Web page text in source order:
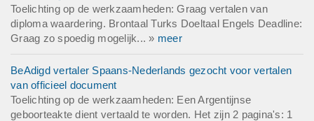
Toelichting op de werkzaamheden: Graag vertalen van
diploma waardering. Brontaal Turks Doeltaal Engels Deadline:
Graag zo spoedig mogelijk... » meer
BeAdigd vertaler Spaans-Nederlands gezocht voor vertalen
van officieel document
Toelichting op de werkzaamheden: Een Argentijnse
geboorteakte dient vertaald te worden. Het zijn 2 pagina's: 1